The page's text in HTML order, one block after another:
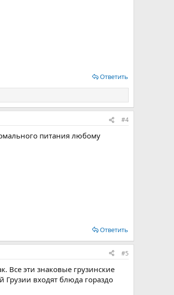
Ответить
#4
питания любому
Ответить
#5
Все эти знаковые грузинские
входят блюда гораздо